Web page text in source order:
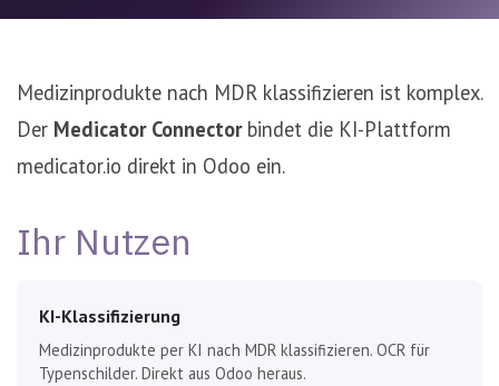
Medizinprodukte nach MDR klassifizieren ist komplex.
Der Medicator Connectorbindet die KI-Plattform
medicator.io direkt in Odoo ein.
Ihr Nutzen
KI-Klassifizierung
Medizinprodukte per KI nach MDR klassifizieren. OCR für
Typenschilder. Direkt aus Odoo heraus.